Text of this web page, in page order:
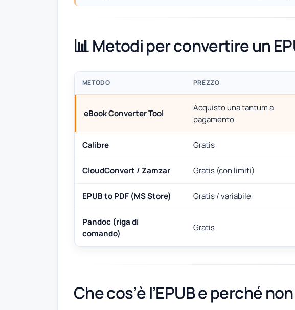
📊 Metodi per convertire un
METODO PREZZO
eBook Converter Tool
Acquisto una tantum a
pagamento
Calibre Gratis
CloudConvert / Zamzar Gratis (con limiti)
EPUB to PDF (MS Store) Gratis / variabile
Pandoc (riga di
comando)
Gratis
Che cos’è l’EPUB e perché